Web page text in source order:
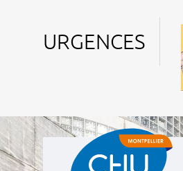
URGENCES